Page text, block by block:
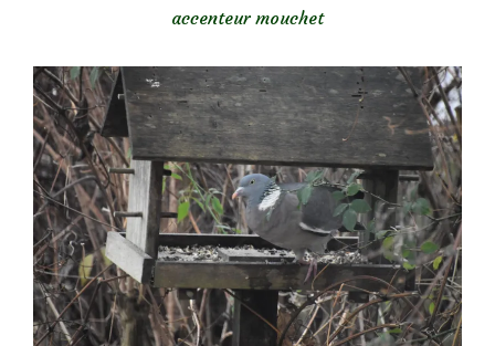
accenteur mouchet